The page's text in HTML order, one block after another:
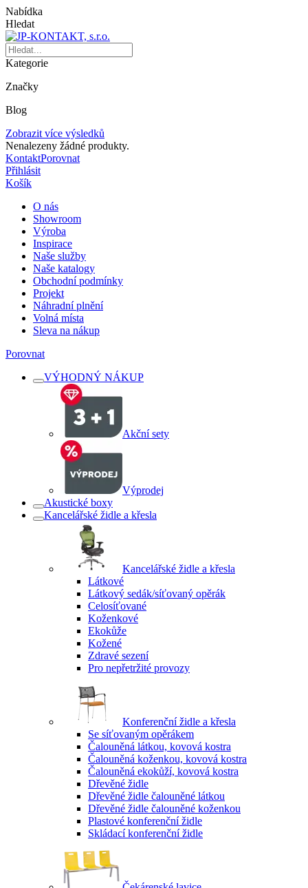
Nabídka
Hledat
Kategorie
Značky
Blog
Zobrazit více výsledků
Nenalezeny žádné produkty.
KontaktPorovnat
Přihlásit
Košík
O nás
Showroom
Výroba
Inspirace
Naše služby
Naše katalogy
Obchodní podmínky
Projekt
Náhradní plnění
Volná místa
Sleva na nákup
Porovnat
VÝHODNÝ NÁKUP
Akční sety
Výprodej
Akustické boxy
Kancelářské židle a křesla
Kancelářské židle a křesla
Látkové
Látkový sedák/síťovaný opěrák
Celosíťované
Koženkové
Ekokůže
Kožené
Zdravé sezení
Pro nepřetržité provozy
Konferenční židle a křesla
Se síťovaným opěrákem
Čalouněná látkou, kovová kostra
Čalouněná koženkou, kovová kostra
Čalouněná ekokůží, kovová kostra
Dřevěné židle
Dřevěné židle čalouněné látkou
Dřevěné židle čalouněné koženkou
Plastové konferenční židle
Skládací konferenční židle